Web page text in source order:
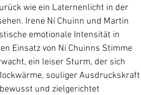
wie ein Laternenlicht in der
Irene Ní Chuinn und Martin
emotionale Intensität in
Einsatz von Ní Chuinns Stimme
ein leiser Sturm, der sich
souliger Ausdruckskraft
und zielgerichtet